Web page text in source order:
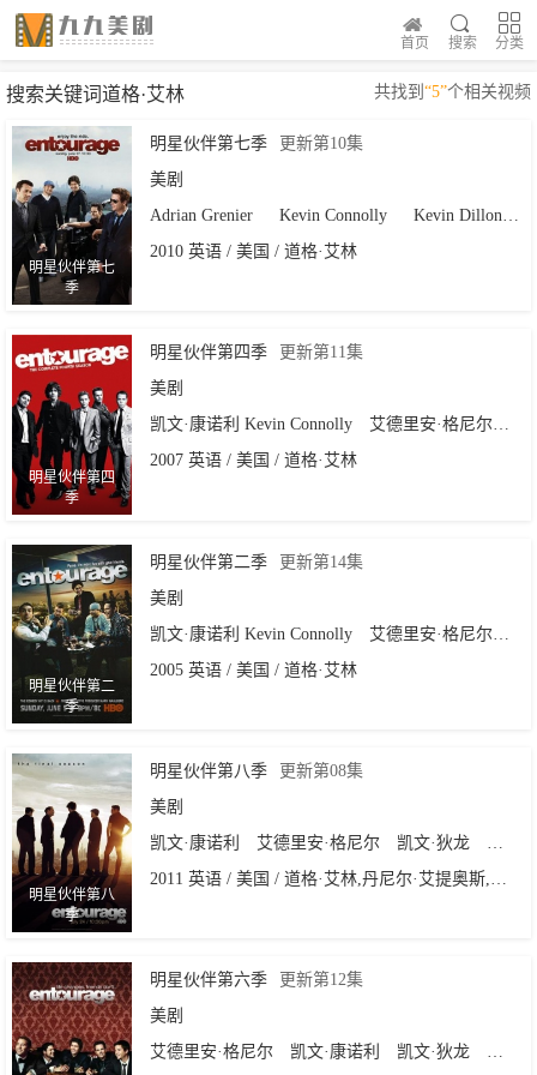
分类
搜索
首页
搜索关键词道格·艾林 共找到 “5”个相关视频
明星伙伴第七
季
明星伙伴第七季
更新第10集
美剧
Adrian Grenier
Kevin Connolly Kevin Dillon
2010 英语 / 美国 / 道格·艾林
明星伙伴第四
季
明星伙伴第四季
更新第11集
美剧
凯文·康诺利 Kevin Connolly
艾德里安·格尼尔
2007 英语 / 美国 / 道格·艾林
明星伙伴第二
季
明星伙伴第二季
更新第14集
美剧
凯文·康诺利 Kevin Connolly
艾德里安·格尼尔
2005 英语 / 美国 / 道格·艾林
明星伙伴第八
季
明星伙伴第八季
更新第08集
美剧
凯文·康诺利
艾德里安·格尼尔 凯文·狄龙
明星伙伴第六季
更新第12集
美剧
艾德里安·格尼尔
凯文·康诺利 凯文·狄龙 杰瑞·